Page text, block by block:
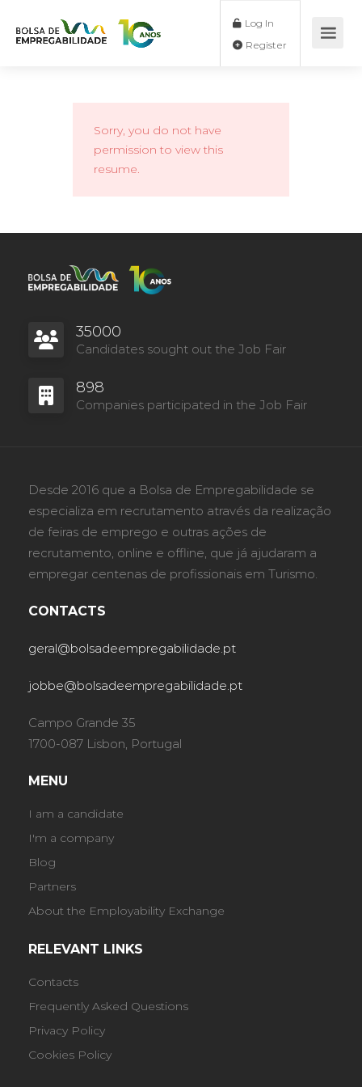
Log In
Sorry, you do not have
permission to view this
resume.
35000
Candidates sought out the Job Fair
898
Companies participated in the Job Fair
Desde 2016 que a Bolsa de Empregabilidade se
especializa em recrutamento através da realização
de feiras de emprego e outras ações de
recrutamento, online e offline, que já ajudaram a
empregar centenas de profissionais em Turismo.
CONTACTS
geral@bolsadeempregabilidade.pt
jobbe@bolsadeempregabilidade.pt
Campo Grande 35
1700-087 Lisbon, Portugal
MENU
I am a candidate
I'm a company
Blog
Partners
About the Employability Exchange
RELEVANT LINKS
Contacts
Frequently Asked Questions
Privacy Policy
Cookies Policy